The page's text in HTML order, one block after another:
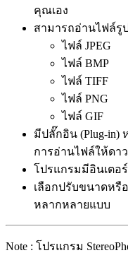
คุณเอง
สามารถอ่านไฟล์รู
ไฟล์ JPEG
ไฟล์ BMP
ไฟล์ TIFF
ไฟล์ PNG
ไฟล์ GIF
มีปลั๊กอิน (Plug-in)
การอ่านไฟล์ให้ดา
โปรแกรมมีอินเตอ
เลือกปรับขนาดหรื
หลากหลายแบบ
Note : โปรแกรม